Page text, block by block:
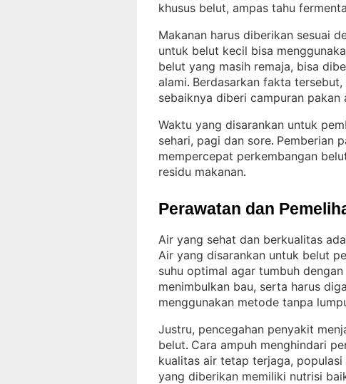
khusus belut, ampas tahu
Makanan harus diberikan sesuai
untuk belut kecil bisa
belut yang masih remaja, bisa
alami. Berdasarkan fakta
sebaiknya diberi campuran pakan
Waktu yang disarankan untuk
sehari, pagi dan sore. Pemberian
mempercepat perkembangan
residu makanan.
Perawatan dan
Air yang sehat dan berkualitas
Air yang disarankan untuk belut
suhu optimal agar tumbuh
menimbulkan bau, serta harus
menggunakan metode tanpa
Justru, pencegahan penyakit
belut. Cara ampuh menghindari
kualitas air tetap terjaga,
yang diberikan memiliki nutrisi